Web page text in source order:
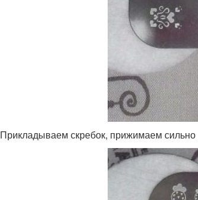
Прикладываем скребок, прижимаем